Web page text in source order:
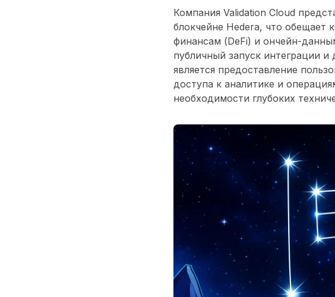
Компания Validation Cloud
блокчейне Hedera, что обещает
финансам (DeFi) и ончейн-
публичный запуск интеграции
является предоставление
доступа к аналитике и
необходимости глубоких